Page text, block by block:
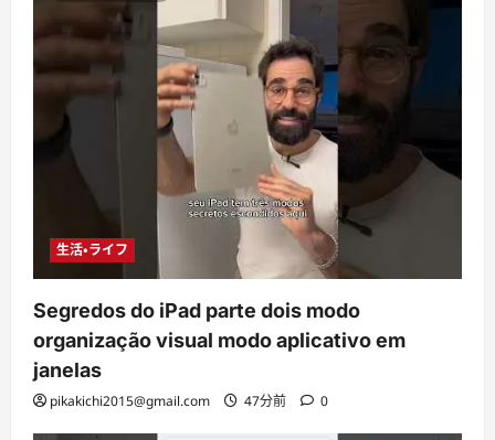
生活・ライフ
Segredos do iPad parte dois modo
organização visual modo aplicativo em
janelas
pikakichi2015@gmail.com 47分前 0